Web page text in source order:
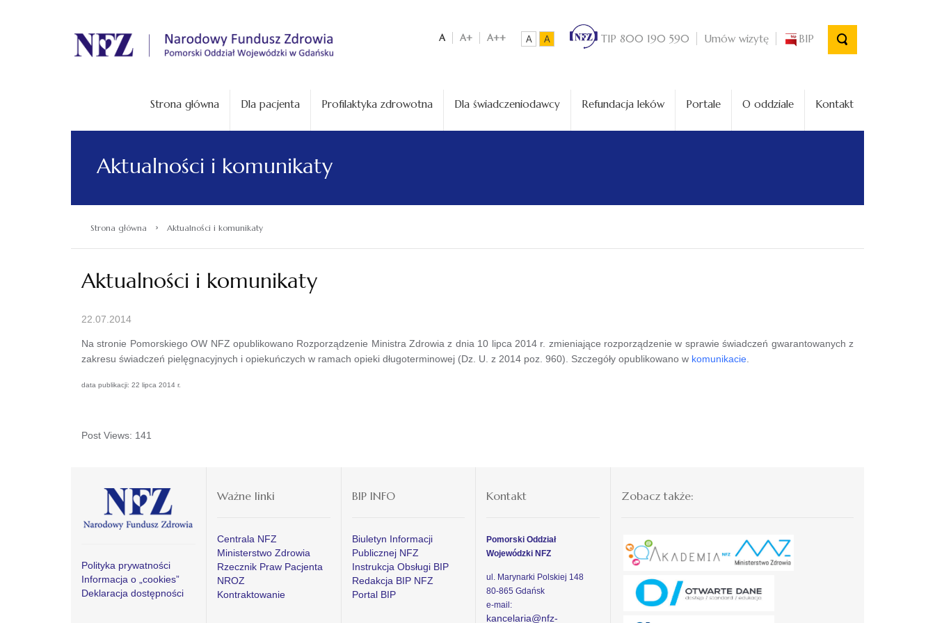
. A A+ A++ A A TIP 800 190 590 Umów wizytę BIP
Strona główna Dla pacjenta Profilaktyka zdrowotna Dla świadczeniodawcy Refundacja leków Portale O oddziale Kontakt
Aktualności i komunikaty
Strona główna › Aktualności i komunikaty
Aktualności i komunikaty
22.07.2014
Na stronie Pomorskiego OW NFZ opublikowano Rozporządzenie Ministra Zdrowia z dnia 10 lipca 2014 r. zmieniające rozporządzenie w sprawie świadczeń gwarantowanych z
zakresu świadczeń pielęgnacyjnych i opiekuńczych w ramach opieki długoterminowej (Dz. U. z 2014 poz. 960). Szczegóły opublikowano w komunikacie
data publikacji: 22 lipca 2014 r.
Post Views: 141
Polityka prywatności
Informacja o „cookies”
Deklaracja dostępności
Ważne linki
Centrala NFZ
Ministerstwo Zdrowia
Rzecznik Praw Pacjenta
NROZ
Kontraktowanie
BIP INFO
Biuletyn Informacji
Publicznej NFZ
Instrukcja Obsługi BIP
Redakcja BIP NFZ
Portal BIP
Kontakt
Pomorski Oddział
Wojewódzki NFZ
ul. Marynarki Polskiej 148
80-865 Gdańsk
e-mail:
kancelaria@nfz-
Zobacz także: